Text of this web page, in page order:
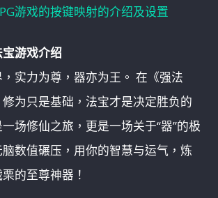
游戏的按键映射的介绍及设置
游戏介绍
实力为尊，器亦为王。 在《强法
为只是基础，法宝才是决定胜负的
场修仙之旅，更是一场关于“器”的极
数值碾压，用你的智慧与运气，炼
的至尊神器！